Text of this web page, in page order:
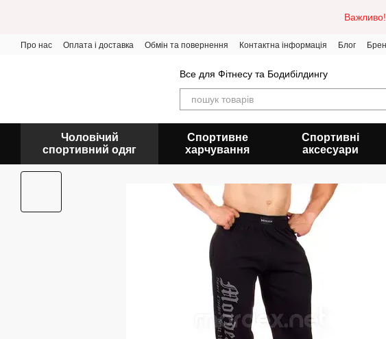
Про нас Оплата і доставка Обмін та повернення Контактна інформація Блог
Все для Фітнесу та Бодибілдингу
Чоловічий
спортивний одяг
Спортивне
харчування
Спортивні
аксесуари